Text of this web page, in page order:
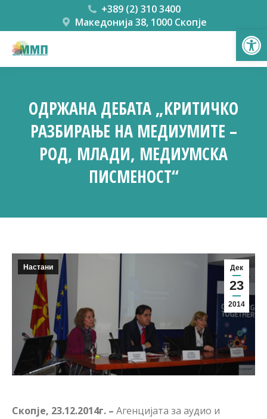
+389 (2) 310 3400
Македонија 38, 1000 Скопје
ОДРЖАНА ДЕБАТА „КРИТИЧКО
РАЗБИРАЊЕ НА МЕДИУМИТЕ –
РОД, МЛАДИ, МЕДИУМСКА
ПИСМЕНОСТ“
Дек
23
2014
Настани
Скопје, 23.12.2014г. – Агенцијата за аудио и